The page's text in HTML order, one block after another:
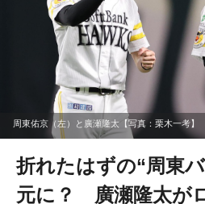
周東佑京（左）と廣瀬隆太【写真：栗木一考】
折れたはずの“周東
元に？ 廣瀬隆太が